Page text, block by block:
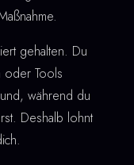
gehalten. Du
oder Tools
während du
Deshalb lohnt